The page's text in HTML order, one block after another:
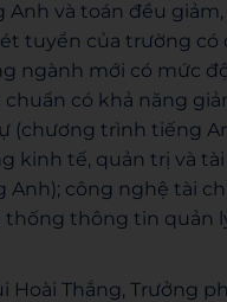
Anh và toán đều
tuyển của trường có
ngành mới có mức
chuẩn có khả năng
(chương trình tiếng
kinh tế, quản trị và
Anh); công nghệ tài
thống thông tin quản
Hoài Thắng, Trưởng